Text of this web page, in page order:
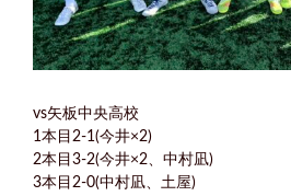
vs矢板中央高校
1本目2-1(今井×2)
2本目3-2(今井×2、中村凪)
3本目2-0(中村凪、土屋)